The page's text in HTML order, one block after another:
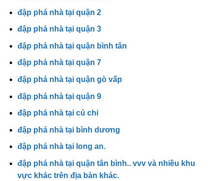
đập phá nhà tại quận 2
đập phá nhà tại quận 3
đập phá nhà tại quận bình tân
đập phá nhà tại quận 7
đập phá nhà tại quận gò vấp
đập phá nhà tại quận 9
đập phá nhà tại củ chi
đập phá nhà tại bình dương
đập phá nhà tại long an.
đập phá nhà tại quận tân bình.. vvv và nhiều khu
vực khác trên địa bàn khác.